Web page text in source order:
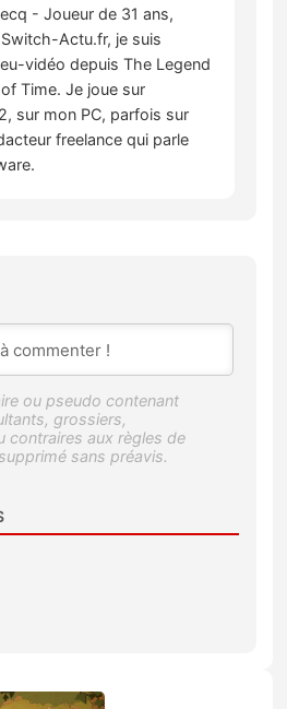
- Joueur de 31 ans,
Actu.fr, je suis
vidéo depuis The Legend
Time. Je joue sur
sur mon PC, parfois sur
freelance qui parle